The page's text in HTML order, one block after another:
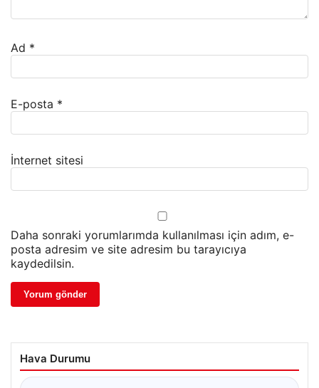
Ad *
E-posta *
İnternet sitesi
Daha sonraki yorumlarımda kullanılması için adım, e-
posta adresim ve site adresim bu tarayıcıya
kaydedilsin.
Hava Durumu